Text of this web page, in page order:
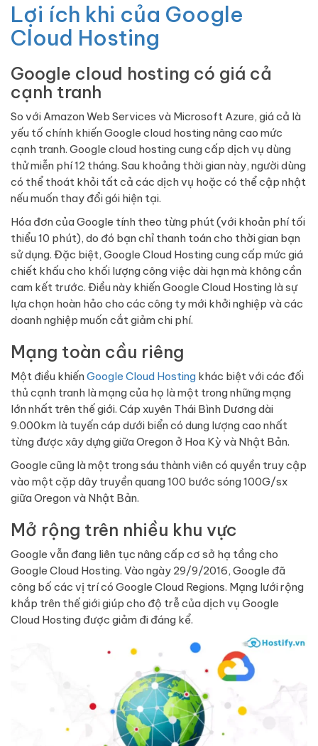
Lợi ích khi của Google
Cloud Hosting
Google cloud hosting có giá cả
cạnh tranh
So với Amazon Web Services và Microsoft Azure, giá cả là
yếu tố chính khiến Google cloud hosting nâng cao mức
cạnh tranh. Google cloud hosting cung cấp dịch vụ dùng
thử miễn phí 12 tháng. Sau khoảng thời gian này, người dùng
có thể thoát khỏi tất cả các dịch vụ hoặc có thể cập nhật
nếu muốn thay đổi gói hiện tại.
Hóa đơn của Google tính theo từng phút (với khoản phí tối
thiểu 10 phút), do đó bạn chỉ thanh toán cho thời gian bạn
sử dụng. Đặc biệt, Google Cloud Hosting cung cấp mức giá
chiết khấu cho khối lượng công việc dài hạn mà không cần
cam kết trước. Điều này khiến Google Cloud Hosting là sự
lựa chọn hoàn hảo cho các công ty mới khởi nghiệp và các
doanh nghiệp muốn cắt giảm chi phí.
Mạng toàn cầu riêng
Một điều khiếnGoogle Cloud Hosting khác biệt với các đối
thủ cạnh tranh là mạng của họ là một trong những mạng
lớn nhất trên thế giới. Cáp xuyên Thái Bình Dương dài
9.000km là tuyến cáp dưới biển có dung lượng cao nhất
từng được xây dựng giữa Oregon ở Hoa Kỳ và Nhật Bản.
Google cũng là một trong sáu thành viên có quyền truy cập
vào một cặp dây truyền quang 100 bước sóng 100G/sx
giữa Oregon và Nhật Bản.
Mở rộng trên nhiều khu vực
Google vẫn đang liên tục nâng cấp cơ sở hạ tầng cho
Google Cloud Hosting. Vào ngày 29/9/2016, Google đã
công bố các vị trí có Google Cloud Regions. Mạng lưới rộng
khắp trên thế giới giúp cho độ trễ của dịch vụ Google
Cloud Hosting được giảm đi đáng kể.